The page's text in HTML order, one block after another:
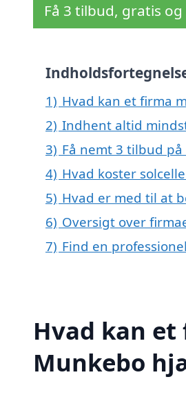
Få 3 tilbud, gratis
1) Hvad kan et firma
2) Indhent altid
3) Få nemt 3 tilbud
4) Hvad koster
5) Hvad er med til at
6) Oversigt over
7) Find en
Hvad kan
Munkebo